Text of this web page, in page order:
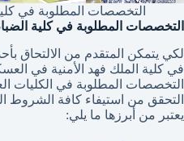
التخصصات المطلوبة في
التخصصات المطلوبة في كلية
لكي يتمكن المتقدم من الالتحاق
في كلية الملك فهد الأمنية في
التخصصات المطلوبة في الكليات
التحقق من استيفاء كافة الشروط
يعتبر من أبرزها ما يلي: